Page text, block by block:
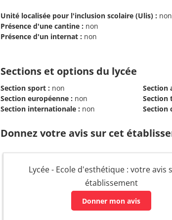
Unité localisée pour l'inclusion scolaire (Ulis) : non
Présence d'une cantine : non
Présence d'un internat : non
Sections et options du lycée
Section sport : non
Section européenne : non
Section internationale : non
Section
Section
Section
Donnez votre avis sur cet
Lycée - Ecole d'esthétique : votre avis
établissement
Donner mon avis